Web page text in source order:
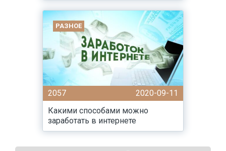
РАЗНОЕ
2057
2020-09-11
Какими способами можно
заработать в интернете